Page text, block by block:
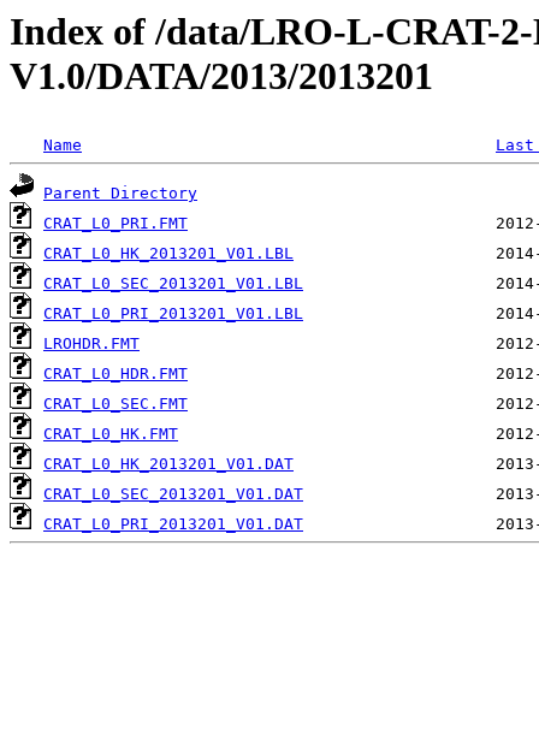
Index of /data/LRO-L-CRAT-
V1.0/DATA/2013/2013201
Name
Parent Directory
CRAT_L0_PRI.FMT
CRAT_L0_HK_2013201_V01.LBL
CRAT_L0_SEC_2013201_V01.LBL
CRAT_L0_PRI_2013201_V01.LBL
LROHDR.FMT
CRAT_L0_HDR.FMT
CRAT_L0_SEC.FMT
CRAT_L0_HK.FMT
CRAT_L0_HK_2013201_V01.DAT
CRAT_L0_SEC_2013201_V01.DAT
CRAT_L0_PRI_2013201_V01.DAT